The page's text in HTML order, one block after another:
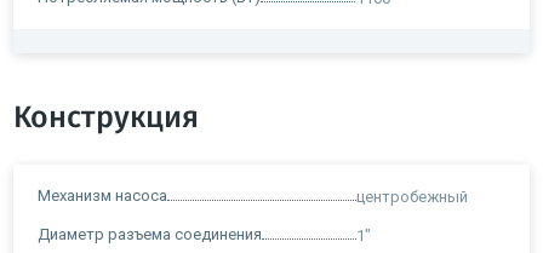
Конструкция
Механизм насоса центробежный
Диаметр разъема соединения 1"